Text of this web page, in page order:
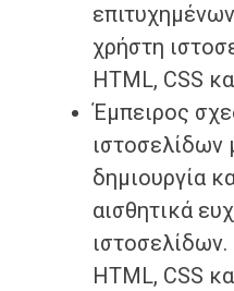
χρήστη
HTML, CSS
Έμπειρος
ιστοσελίδων
δημιουργία
αισθητικά
HTML, CSS